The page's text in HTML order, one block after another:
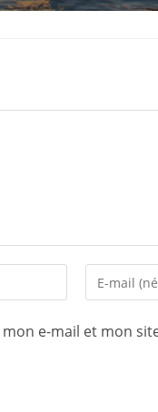
e-mail et mon